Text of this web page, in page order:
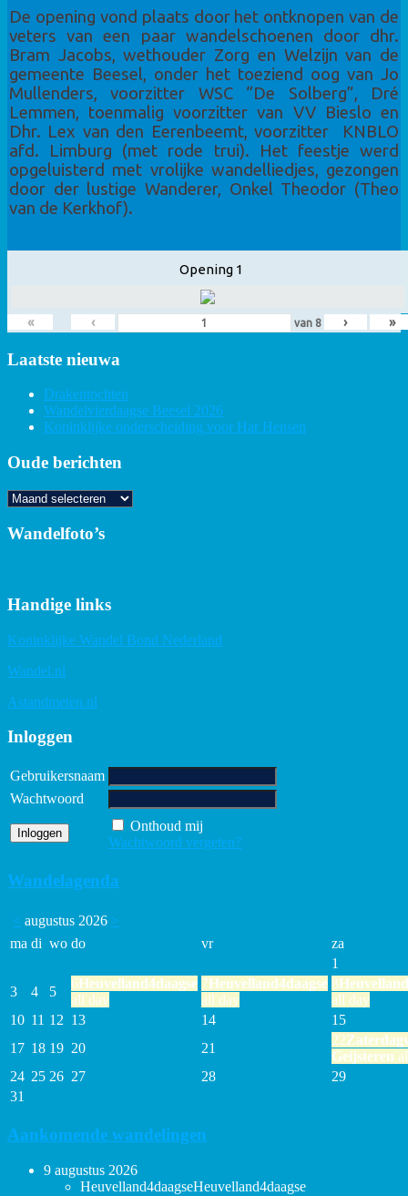
De opening vond plaats door het ontknopen van de
veters van een paar wandelschoenen door dhr.
Bram Jacobs, wethouder Zorg en Welzijn van de
gemeente Beesel, onder het toeziend oog van Jo
Mullenders, voorzitter WSC “De Solberg”, Dré
Lemmen, toenmalig voorzitter van VV Bieslo en
Dhr. Lex van den Eerenbeemt, voorzitter KNBLO
afd. Limburg (met rode trui). Het feestje werd
opgeluisterd met vrolijke wandelliedjes, gezongen
door der lustige Wanderer, Onkel Theodor (Theo
van de Kerkhof).
Opening 1
« ‹ van 8 › »
Laatste nieuwa
Drakentochten
Wandelvierdaagse Beesel 2026
Koninklijke onderscheiding voor Har Hensen
Oude berichten
Oude
Wandelfoto’s
Handige links
Koninklijke Wandel Bond Nederland
Wandel.nl
Astandmeten.nl
Inloggen
Gebruikersnaam
Wachtwoord
Onthoud mij
Wachtwoord vergeten?
Wandelagenda
< augustus 2026 >
ma di wo do vr
za
1
3
4 5
6Heuvelland4daagse
all day
7Heuvelland4daagse
all day
8
all day
10 11 12 13 14
15
17 18 19 20 21
22
Geijsteren
24 25 26 27 28
29
31
Aankomende wandelingen
9 augustus 2026
Heuvelland4daagseHeuvelland4daagse